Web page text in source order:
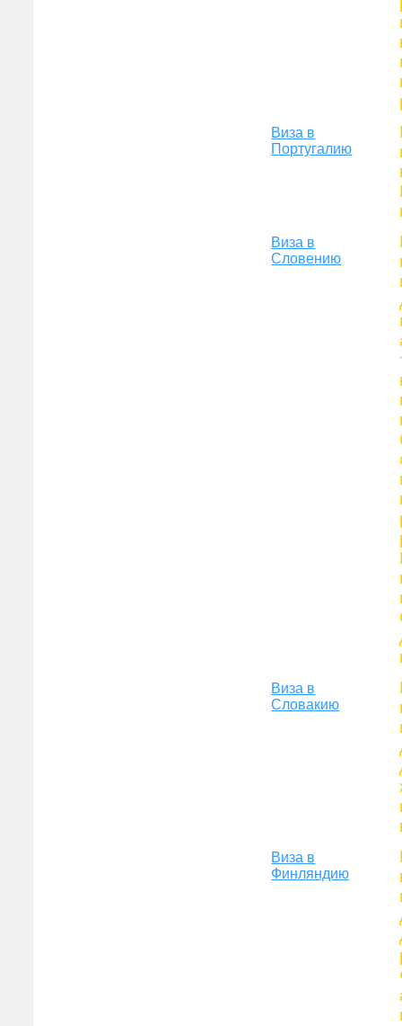
Виза в
Португалию
Виза в
Словению
Виза в
Словакию
Виза в
Финляндию